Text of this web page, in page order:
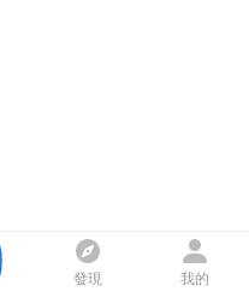
發現 我的